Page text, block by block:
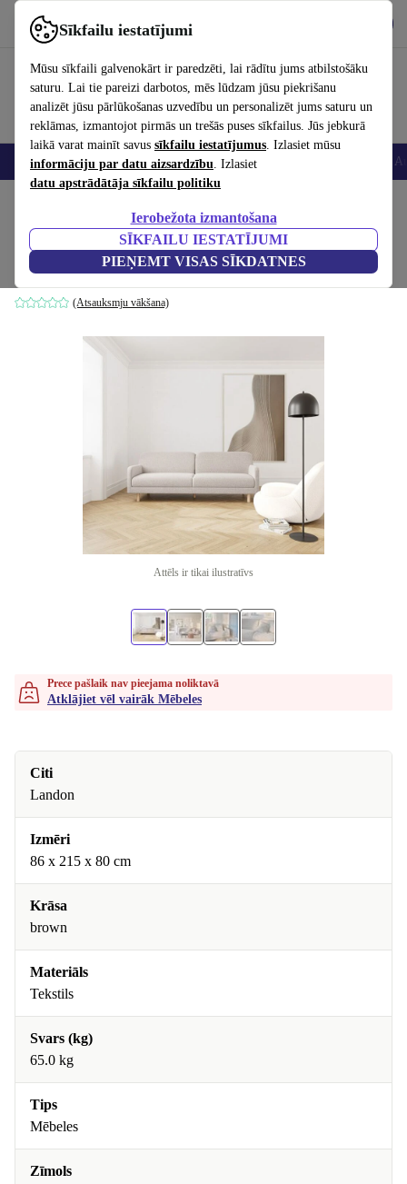
Sīkfailu iestatījumi
Mūsu sīkfaili galvenokārt ir paredzēti, lai rādītu jums atbilstošāku
saturu. Lai tie pareizi darbotos, mēs lūdzam jūsu piekrišanu
analizēt jūsu pārlūkošanas uzvedību un personalizēt jums saturu un
reklāmas, izmantojot pirmās un trešās puses sīkfailus. Jūs jebkurā
laikā varat mainīt savus sīkfailu iestatījumus. Izlasiet mūsu
informāciju par datu aizsardzību. Izlasiet
datu apstrādātāja sīkfailu politiku
Ierobežota izmantošana
SĪKFAILU IESTATĪJUMI
PIEŅEMT VISAS SĪKDATNES
Izmantojiet refurbed ātri un viegli
Viedtālruņi Portatīvie datori Planšetes Viedpulksteņi
Landon dīvāns 3 vietu Agnes Brown
brūns
(Atsauksmju vākšana)
Attēls ir tikai ilustratīvs
Prece pašlaik nav pieejama noliktavā
Atklājiet vēl vairāk Mēbeles
Citi
Landon
Izmēri
86 x 215 x 80 cm
Krāsa
brown
Materiāls
Tekstils
Svars (kg)
65.0 kg
Tips
Mēbeles
Zīmols